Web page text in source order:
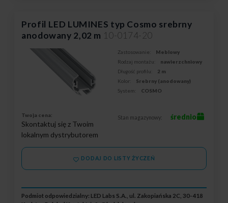
Profil LED LUMINES typ Cosmo srebrny
anodowany 2,02 m 10-0174-20
Zastosowanie:
Meblowy
Rodzaj montażu:
nawierzchniowy
Długość profilu:
2 m
Kolor:
Srebrny (anodowany)
System:
COSMO
Twoja cena:
Skontaktuj się z Twoim
lokalnym dystrybutorem
Stan magazynowy: średnio
DODAJ DO LISTY ŻYCZEŃ
Podmiot odpowiedzialny: LED Labs S.A., ul. Zakopiańska 2C, 30-418